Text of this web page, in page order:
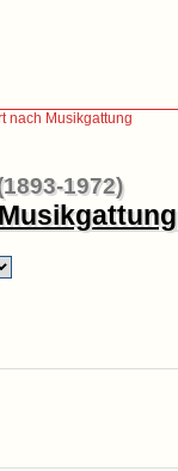
nach Musikgattung
1972)